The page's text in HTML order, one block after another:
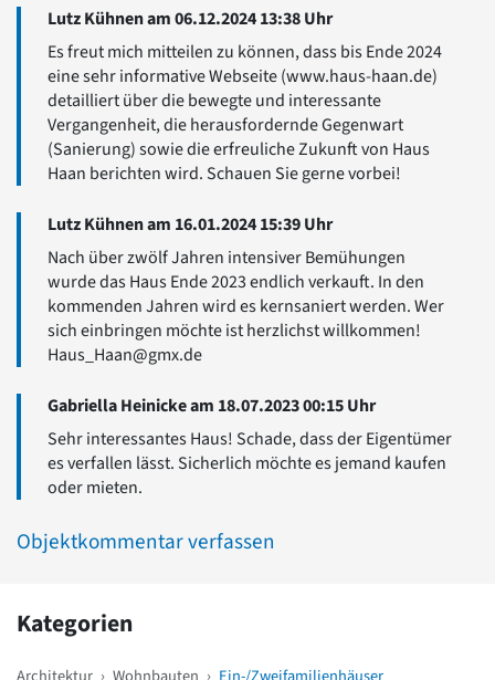
Lutz Kühnen am 06.12.2024 13:38 Uhr
Es freut mich mitteilen zu können, dass bis Ende 2024
eine sehr informative Webseite (www.haus-haan.de)
detailliert über die bewegte und interessante
Vergangenheit, die herausfordernde Gegenwart
(Sanierung) sowie die erfreuliche Zukunft von Haus
Haan berichten wird. Schauen Sie gerne vorbei!
Lutz Kühnen am 16.01.2024 15:39 Uhr
Nach über zwölf Jahren intensiver Bemühungen
wurde das Haus Ende 2023 endlich verkauft. In den
kommenden Jahren wird es kernsaniert werden. Wer
sich einbringen möchte ist herzlichst willkommen!
Haus_Haan@gmx.de
Gabriella Heinicke am 18.07.2023 00:15 Uhr
Sehr interessantes Haus! Schade, dass der Eigentümer
es verfallen lässt. Sicherlich möchte es jemand kaufen
oder mieten.
Objektkommentar verfassen
Kategorien